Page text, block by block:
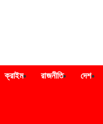
ক্রাইম রাজনীতি দেশ